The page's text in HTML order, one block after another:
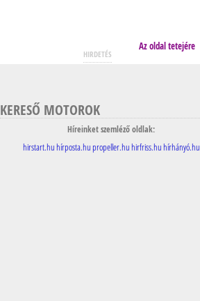
Az oldal tetejére
HIRDETÉS
KERESŐ MOTOROK
Híreinket szemléző oldlak:
hirstart.huhírposta.hupropeller.huhirfriss.huhírhányó.hu